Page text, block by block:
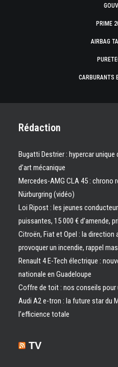
GOUV
PRIME
AIRBAG
CARBURANTS
Rédaction
Bugatti Destrier : hypercar
d’art mécanique
Mercedes-AMG CLA 45 : chrono
Nürburgring (vidéo)
Loi Ripost : les jeunes
puissantes, 15 000 € d’amende,
Citroën, Fiat et Opel : la
provoquer un incendie, rappel
Renault 4 E-Tech électrique :
nationale en Guadeloupe
Coffre de toit : nos conseils pour
Audi A2 e-tron : la future star du
l’efficience totale
TV